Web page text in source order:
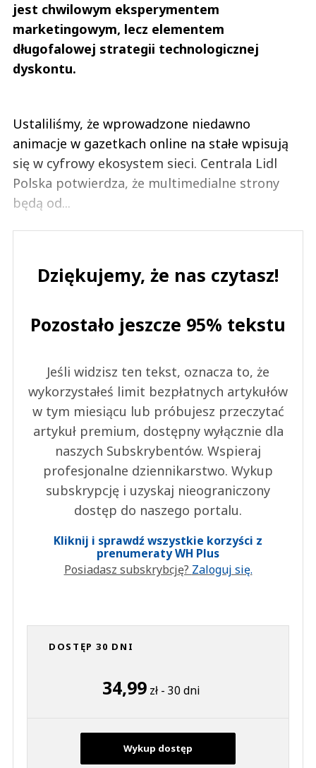
jest chwilowym eksperymentem
marketingowym, lecz elementem
długofalowej strategii technologicznej
dyskontu.
Ustaliliśmy, że wprowadzone niedawno
animacje w gazetkach online na stałe wpisują
się w cyfrowy ekosystem sieci. Centrala Lidl
Polska potwierdza, że multimedialne strony
będą od...
Dziękujemy, że nas czytasz!
Pozostało jeszcze 95% tekstu
Jeśli widzisz ten tekst, oznacza to, że
wykorzystałeś limit bezpłatnych artykułów
w tym miesiącu lub próbujesz przeczytać
artykuł premium, dostępny wyłącznie dla
naszych Subskrybentów. Wspieraj
profesjonalne dziennikarstwo. Wykup
subskrypcję i uzyskaj nieograniczony
dostęp do naszego portalu.
Kliknij i sprawdź wszystkie korzyści z
prenumeraty WH Plus
Posiadasz subskrybcję? Zaloguj się.
DOSTĘP 30 DNI
34,99 zł - 30 dni
Wykup dostęp